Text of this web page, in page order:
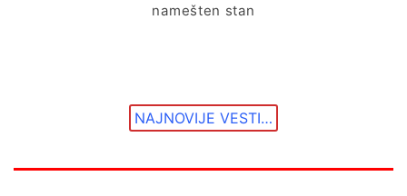
namešten stan
NAJNOVIJE VESTI…